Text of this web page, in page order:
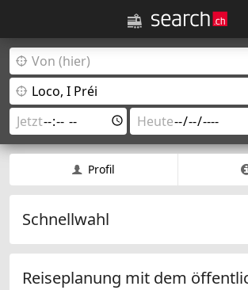
Profil
Schnellwahl
Reiseplanung mit dem